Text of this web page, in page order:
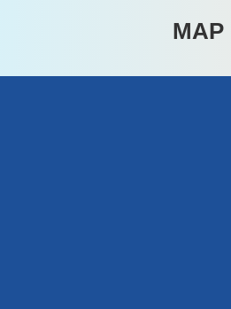
MAP